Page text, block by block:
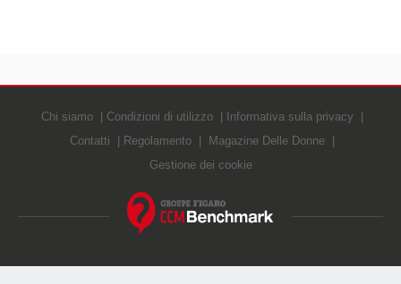
Chi siamo Condizioni di utilizzo
Informativa sulla privacy
Contatti
Regolamento
Magazine Delle Donne
Gestione dei cookie